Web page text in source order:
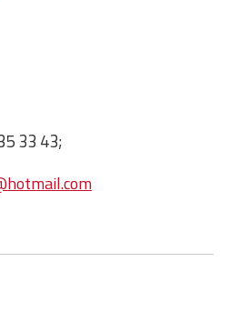
Apostolia Italia
Comunicate de presă
Statutele și legile
Resurse multimedia
33 43;